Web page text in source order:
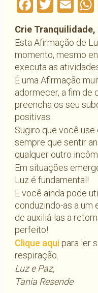
Crie
Esta Afirmação de
momento, mesmo
executa as
É uma Afirmação
adormecer, a fim de
preencha os seu
positivas.
Sugiro que você use
sempre que sentir
qualquer outro
Em situações
Luz é fundamental!
E você ainda pode
conduzindo-as a um
de auxiliá-las a
perfeito!
Clique aquipara ler
respiração.
Luz e Paz,
Tania Resende